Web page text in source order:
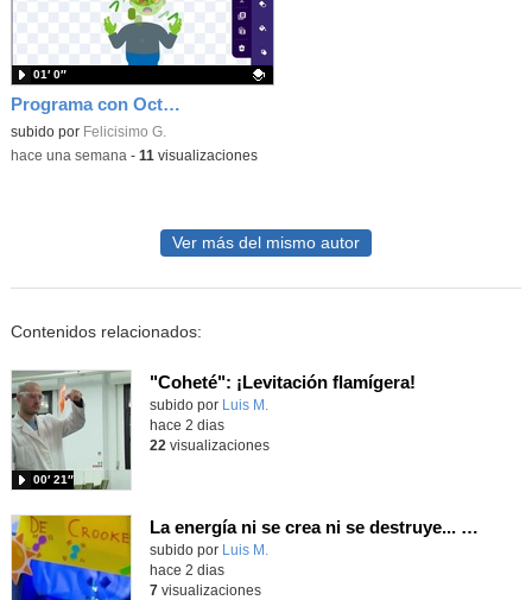
Programa con OctoStudio, un juego homenajeando al House of the dead con Zombies
Contenido educativo.
subido por Felicisimo G.
01′ 0″
-hace una semana - 11 visualizaciones
Ver más del mismo autor
Contenidos relacionados:
"Coheté": ¡Levitación flamígera!
Contenido educativo.
subido por Luis M.
00′ 21″
hace 2 dias
22 visualizaciones
La energía ni se crea ni se destruye... ¡se experimenta! El Tierno en la Feria Madrid es Ciencia 2026
Contenido educativo.
subido por Luis M.
hace 2 dias
7visualizaciones